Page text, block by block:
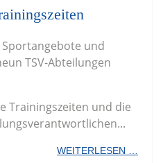
und
TSV-Abteilungen
Trainingszeiten und die
WEITERLESEN …